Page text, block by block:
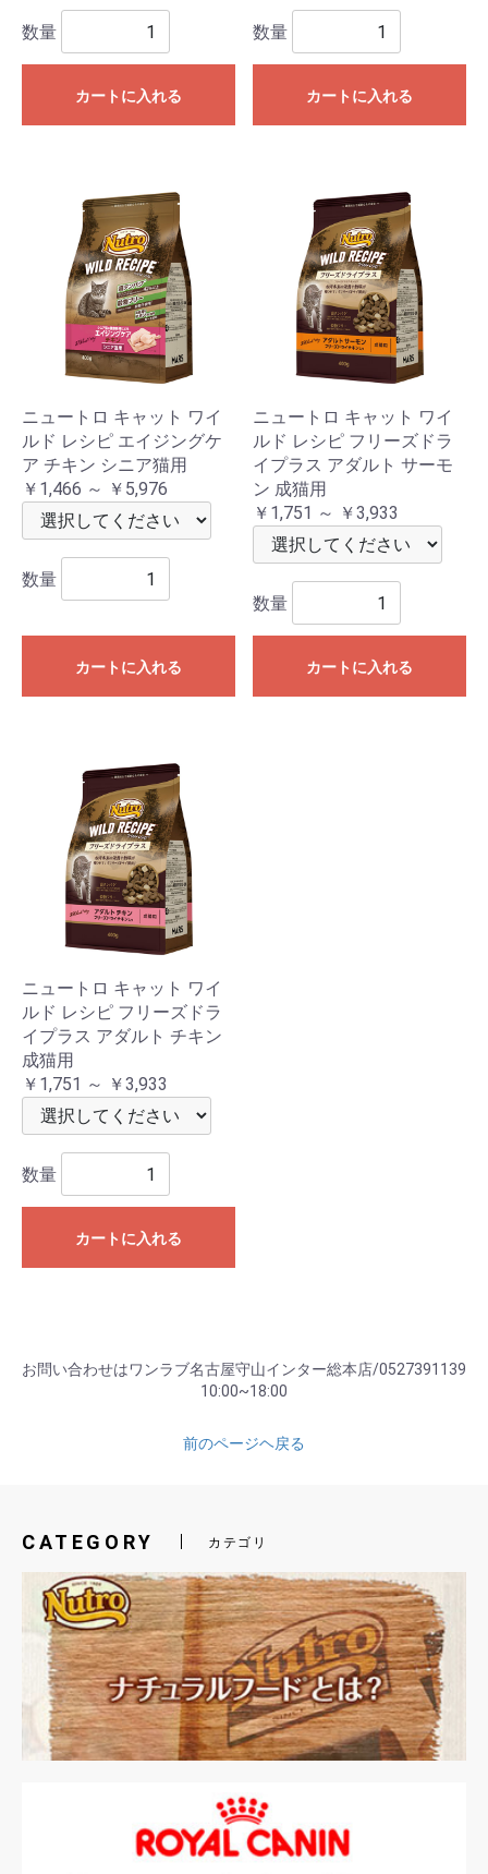
数量
カートに入れる
数量
カートに入れる
ニュートロ キャット ワイ
ルド レシピ エイジングケ
ア チキン シニア猫用
￥1,466 ～ ￥5,976
数量
カートに入れる
ニュートロ キャット ワイ
ルド レシピ フリーズドラ
イプラス アダルト サーモ
ン 成猫用
￥1,751 ～ ￥3,933
数量
カートに入れる
ニュートロ キャット ワイ
ルド レシピ フリーズドラ
イプラス アダルト チキン
成猫用
￥1,751 ～ ￥3,933
数量
カートに入れる
お問い合わせはワンラブ名古屋守山インター総本店/0527391139
10:00~18:00
前のページヘ戻る
CATEGORY カテゴリ